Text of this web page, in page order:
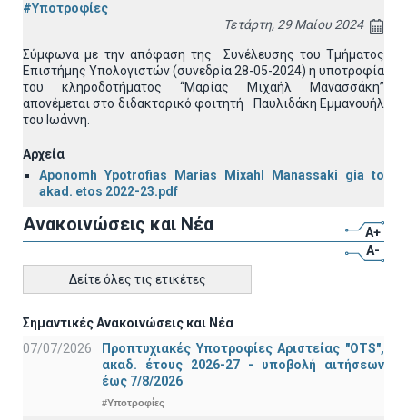
#Υποτροφίες
Τετάρτη, 29 Μαίου 2024
Σύμφωνα με την απόφαση της Συνέλευσης του Τμήματος
Επιστήμης Υπολογιστών (συνεδρία 28-05-2024) η υποτροφία
του κληροδοτήματος “Μαρίας Μιχαήλ Μανασσάκη”
απονέμεται στο διδακτορικό φοιτητή Παυλιδάκη Εμμανουήλ
του Ιωάννη.
Αρχεία
Aponomh Ypotrofias Marias Mixahl Manassaki gia to
akad. etos 2022-23.pdf
Ανακοινώσεις και Νέα
A+
A-
Δείτε όλες τις ετικέτες
Σημαντικές Ανακοινώσεις και Νέα
07/07/2026
Προπτυχιακές Υποτροφίες Αριστείας "OTS",
ακαδ. έτους 2026-27 - υποβολή αιτήσεων
έως 7/8/2026
#Υποτροφίες